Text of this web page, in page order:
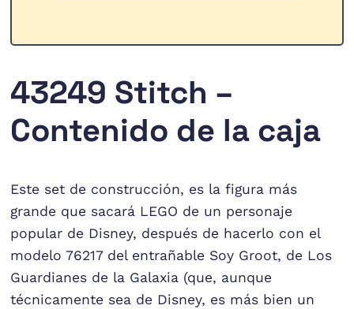
43249 Stitch –
Contenido de la caja
Este set de construcción, es la figura más
grande que sacará LEGO de un personaje
popular de Disney, después de hacerlo con el
modelo 76217 del entrañable Soy Groot, de Los
Guardianes de la Galaxia (que, aunque
técnicamente sea de Disney, es más bien un